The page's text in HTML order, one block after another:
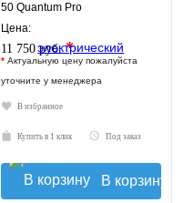
50 Quantum Pro
Цена:
11 750 руб.*
* Актуальную цену пожалуйста
уточните у менеджера
В избранное
Купить в 1 клик Под заказ
В корзину